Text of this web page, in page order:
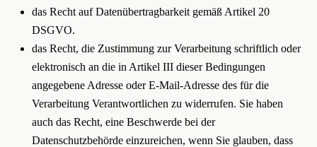
das Recht auf Datenübertragbarkeit gemäß Artikel 20
DSGVO.
das Recht, die Zustimmung zur Verarbeitung schriftlich oder
elektronisch an die in Artikel III dieser Bedingungen
angegebene Adresse oder E-Mail-Adresse des für die
Verarbeitung Verantwortlichen zu widerrufen. Sie haben
auch das Recht, eine Beschwerde bei der
Datenschutzbehörde einzureichen, wenn Sie glauben, dass